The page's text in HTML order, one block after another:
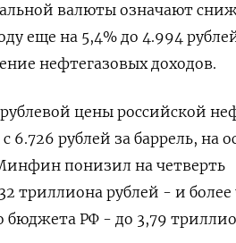
валюты означают
еще на 5,4% до 4.994
нефтегазовых доходов.
цены российской
6.726 рублей за баррель, на
понизил на четверть
триллиона рублей - и
бюджета РФ - до 3,79